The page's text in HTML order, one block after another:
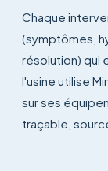
Chaque
(symptômes,
résolution) qui
l'usine utilise
sur ses
traçable,